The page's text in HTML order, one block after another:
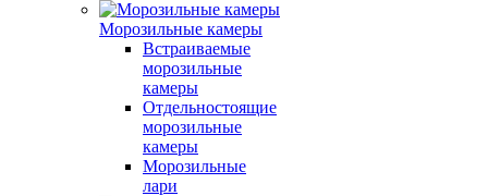
Морозильные камеры
Встраиваемые
морозильные
камеры
Отдельностоящие
морозильные
камеры
Морозильные
лари